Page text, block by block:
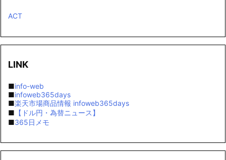
ACT
LINK
■info-web
■infoweb365days
■楽天市場商品情報 infoweb365days
■ 【ドル円・為替ニュース】
■365日メモ